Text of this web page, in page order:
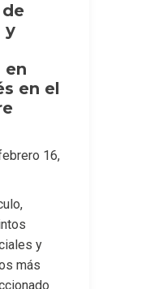
y
en
en el
16,
y
más